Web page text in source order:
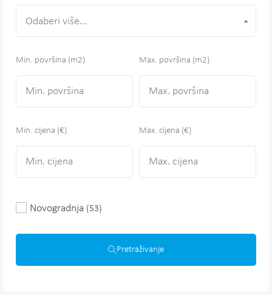
Odaberi više...
Min. površina (m2) Max. površina (m2)
Min. cijena (€) Max. cijena (€)
Novogradnja (53)
Pretraživanje